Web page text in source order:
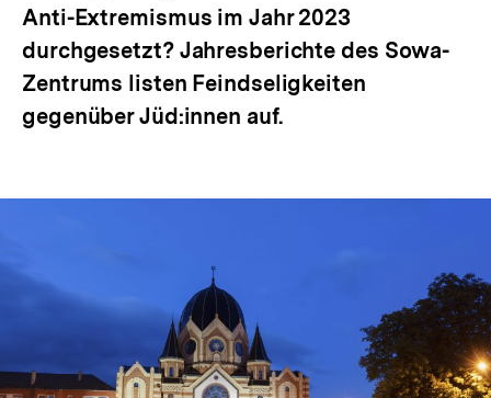
Anti-Extremismus im Jahr 2023
durchgesetzt? Jahresberichte des Sowa-
Zentrums listen Feindseligkeiten
gegenüber Jüd:innen auf.